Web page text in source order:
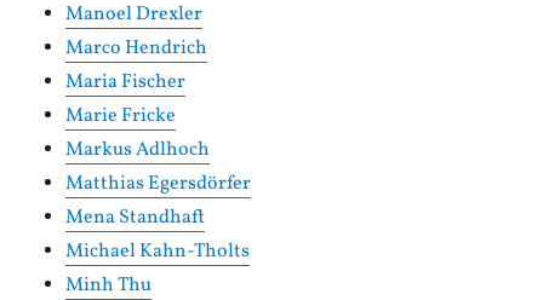
Manoel Drexler
Marco Hendrich
Maria Fischer
Marie Fricke
Markus Adlhoch
Matthias Egersdörfer
Mena Standhaft
Michael Kahn-Tholts
Minh Thu